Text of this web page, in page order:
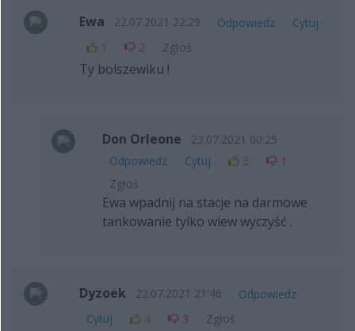
Ewa 22.07.2021 22:29 Odpowiedz
Cytuj
1
2 Zgłoś
Ty bolszewiku !
Don Orleone
23.07.2021 00:25
Odpowiedz
Cytuj 3
1
Zgłoś
Ewa wpadnij na stacje na darmowe
tankowanie tylko wlew wyczyść .
Dyzoek 22.07.2021 21:46
Odpowiedz
Cytuj
4 3 Zgłoś